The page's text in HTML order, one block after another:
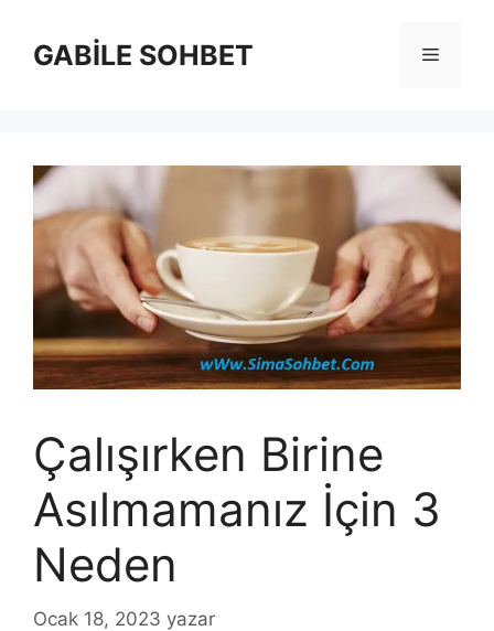
GABİLE SOHBET Menü
Çalışırken Birine
Asılmamanız İçin 3
Neden
Ocak 18, 2023 yazar